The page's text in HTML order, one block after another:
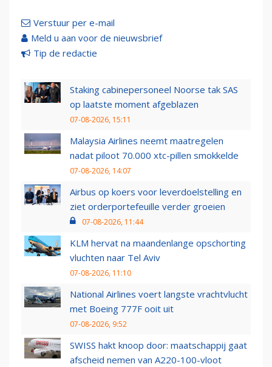
Verstuur per e-mail
Meld u aan voor de nieuwsbrief
Tip de redactie
Staking cabinepersoneel Noorse tak SAS
op laatste moment afgeblazen
07-08-2026, 15:11
Malaysia Airlines neemt maatregelen
nadat piloot 70.000 xtc-pillen smokkelde
07-08-2026, 14:07
Airbus op koers voor leverdoelstelling en
ziet orderportefeuille verder groeien
07-08-2026, 11:44
KLM hervat na maandenlange opschorting
vluchten naar Tel Aviv
07-08-2026, 11:10
National Airlines voert langste vrachtvlucht
met Boeing 777F ooit uit
07-08-2026, 9:52
SWISS hakt knoop door: maatschappij gaat
afscheid nemen van A220-100-vloot